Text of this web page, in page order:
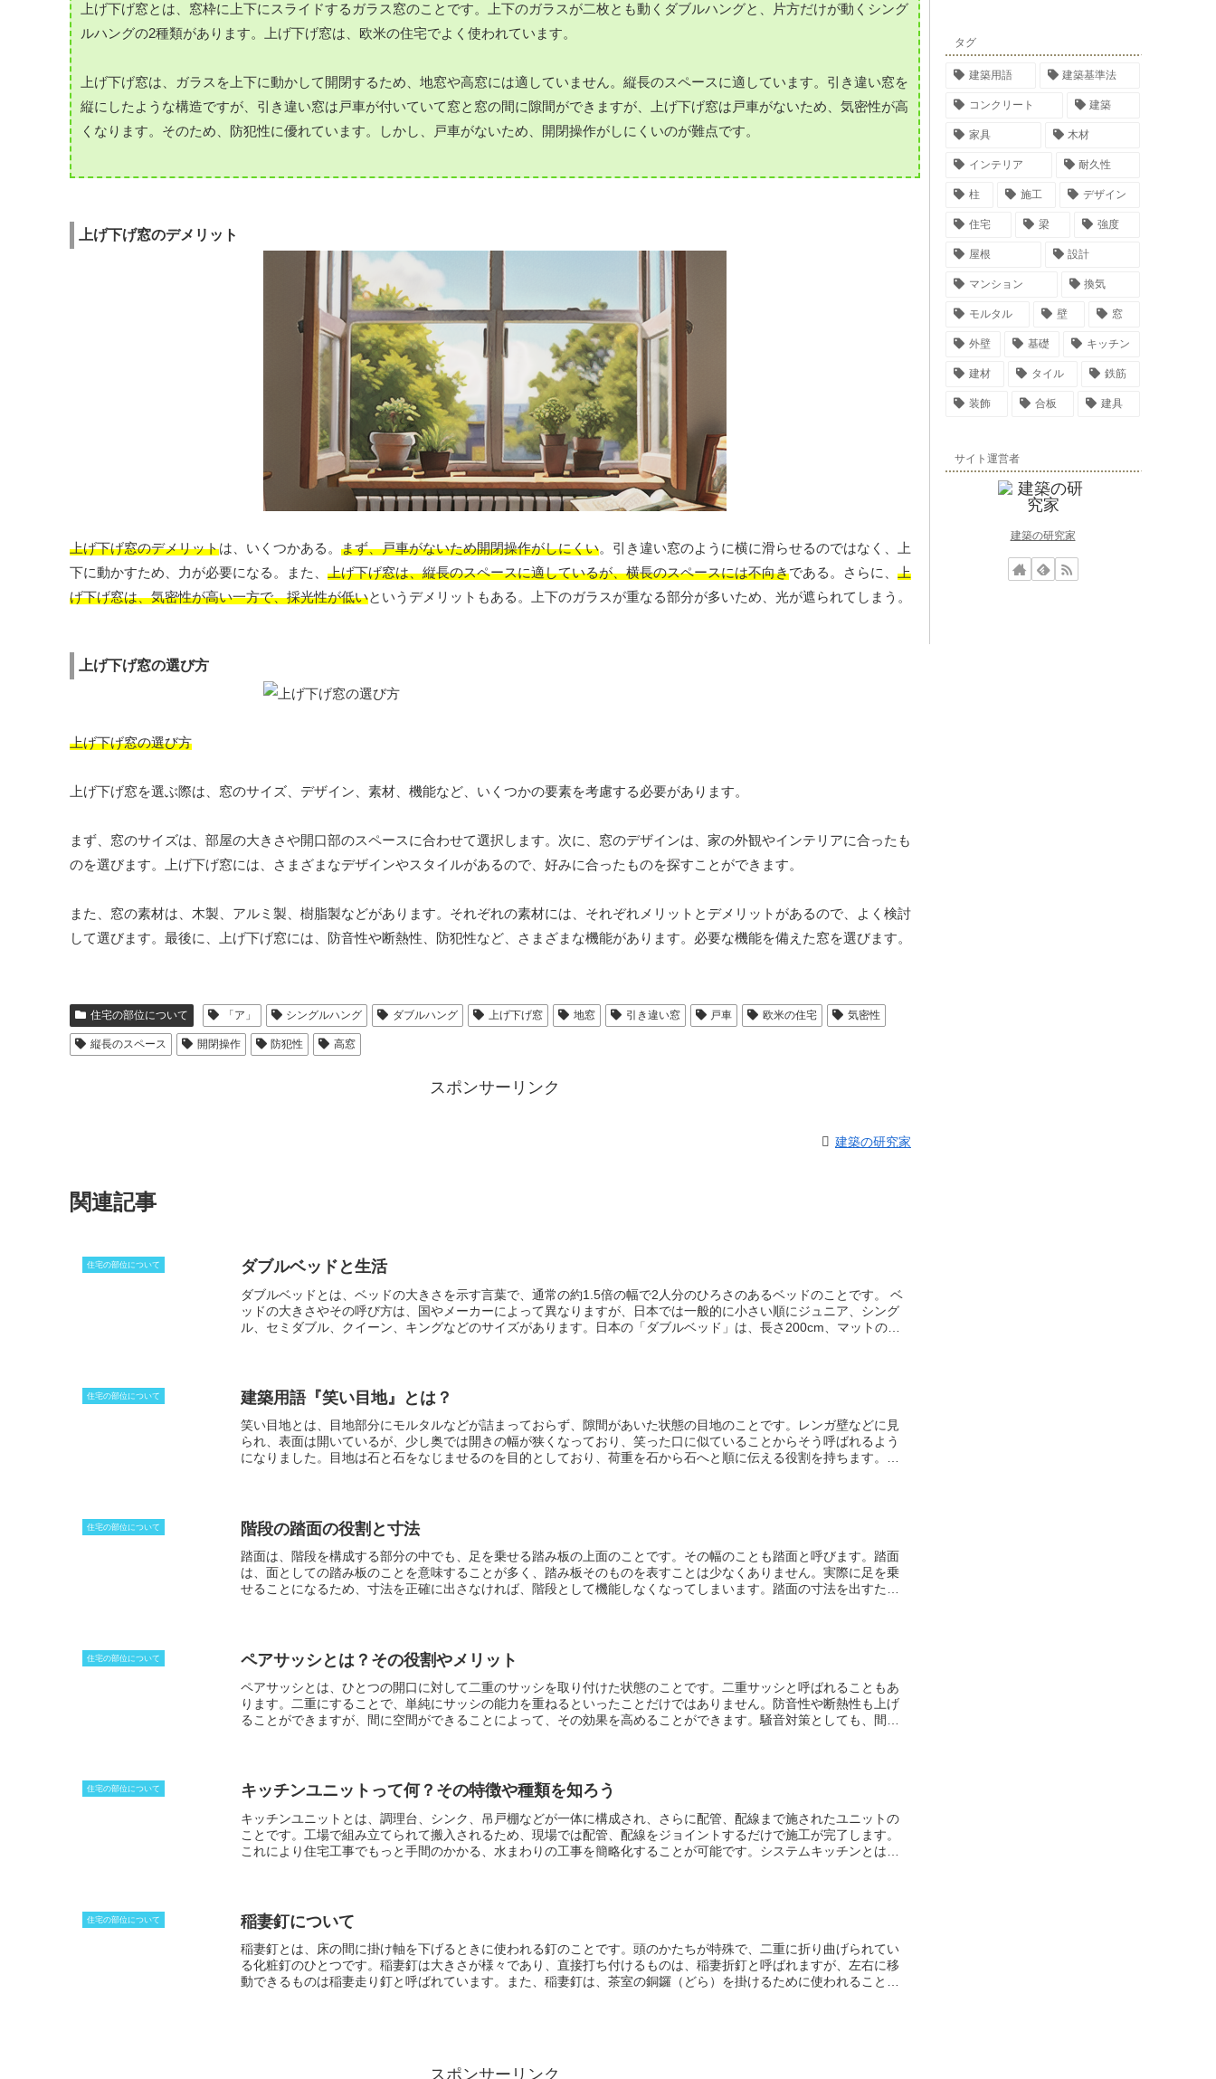
上げ下げ窓とは、窓枠に上下にスライドするガラス窓のことです。上下のガラスが二枚とも動くダブルハングと、片方だけが動くシング
ルハングの2種類があります。上げ下げ窓は、欧米の住宅でよく使われています。
上げ下げ窓は、ガラスを上下に動かして開閉するため、地窓や高窓には適していません。縦長のスペースに適しています。引き違い窓を
縦にしたような構造ですが、引き違い窓は戸車が付いていて窓と窓の間に隙間ができますが、上げ下げ窓は戸車がないため、気密性が高
くなります。そのため、防犯性に優れています。しかし、戸車がないため、開閉操作がしにくいのが難点です。
上げ下げ窓のデメリット
上げ下げ窓のデメリットは、いくつかある。 まず、戸車がないため開閉操作がしにくい。引き違い窓のように横に滑らせるのではなく、上
下に動かすため、力が必要になる。また、 上げ下げ窓は、縦長のスペースに適しているが、横長のスペースには不向きである。さらに、 上
げ下げ窓は、気密性が高い一方で、採光性が低いというデメリットもある。上下のガラスが重なる部分が多いため、光が遮られてしまう。
上げ下げ窓の選び方
上げ下げ窓の選び方
上げ下げ窓を選ぶ際は、窓のサイズ、デザイン、素材、機能など、いくつかの要素を考慮する必要があります。
まず、窓のサイズは、部屋の大きさや開口部のスペースに合わせて選択します。次に、窓のデザインは、家の外観やインテリアに合ったも
のを選びます。上げ下げ窓には、さまざまなデザインやスタイルがあるので、好みに合ったものを探すことができます。
また、窓の素材は、木製、アルミ製、樹脂製などがあります。それぞれの素材には、それぞれメリットとデメリットがあるので、よく検討
して選びます。最後に、上げ下げ窓には、防音性や断熱性、防犯性など、さまざまな機能があります。必要な機能を備えた窓を選びます。
住宅の部位について 「ア」 シングルハング ダブルハング 上げ下げ窓 地窓 引き違い窓 戸車 欧米の住宅 気密性
縦長のスペース 開閉操作 防犯性 高窓
スポンサーリンク
建築の研究家
関連記事
住宅の部位について ダブルベッドと生活
ダブルベッドとは、ベッドの大きさを示す言葉で、通常の約1.5倍の幅で2人分のひろさのあるベッドのことです。
ベ
ッドの大きさやその呼び方は、国やメーカーによって異なりますが、日本では一般的に小さい順にジュニア、シング
ル、セミダブル、クイーン、キングなどのサイズがあります。日本の「ダブルベッド」は、長さ200cm、マットの幅
要となる点に注意が必要です。
住宅の部位について 建築用語『笑い目地』とは？
笑い目地とは、目地部分にモルタルなどが詰まっておらず、隙間があいた状態の目地のことです。
レンガ壁などに見
られ、表面は開いているが、少し奥では開きの幅が狭くなっており、笑った口に似ていることからそう呼ばれるよう
になりました。目地は石と石をなじませるのを目的としており、荷重を石から石へと順に伝える役割を持ちます。目
住宅の部位について 階段の踏面の役割と寸法
踏面は、階段を構成する部分の中でも、足を乗せる踏み板の上面のことです。その幅のことも踏面と呼びます。 踏面
は、面としての踏み板のことを意味することが多く、踏み板そのものを表すことは少なくありません。実際に足を乗
せることになるため、寸法を正確に出さなければ、階段として機能しなくなってしまいます。 踏面の寸法を出すため
20cm～30cmの寸法を採ることによって、安全に使用できるようになります。
住宅の部位について ペアサッシとは？その役割やメリット
ペアサッシとは、ひとつの開口に対して二重のサッシを取り付けた状態のことです。二重サッシと呼ばれることもあ
ります。二重にすることで、単純にサッシの能力を重ねるといったことだけではありません。防音性や断熱性も上げ
ることができますが、間に空間ができることによって、その効果を高めることができます。騒音対策としても、間の
住宅の部位について キッチンユニットって何？その特徴や種類を知ろう
キッチンユニットとは 、調理台、シンク、吊戸棚などが一体に構成され、さらに配管、配線まで施されたユニットの
ことです。工場で組み立てられて搬入されるため、現場では配管、配線をジョイントするだけで施工が完了します。
これにより住宅工事でもっと手間のかかる、水まわりの工事を簡略化することが可能です。システムキッチンとは異
のです。
住宅の部位について 稲妻釘について
稲妻釘とは、床の間に掛け軸を下げるときに使われる釘のことです。頭のかたちが特殊で、二重に折り曲げられてい
る化粧釘のひとつです。稲妻釘は大きさが様々であり、直接打ち付けるものは、 稲妻折釘と呼ばれますが、左右に移
動できるものは稲妻走り釘と呼ばれています。また、稲妻釘は、茶室の銅鑼（どら）を掛けるために使われることも
スポンサーリンク
タグ
建築用語 建築基準法
コンクリート 建築
家具 木材
インテリア 耐久性
柱 施工 デザイン
住宅 梁 強度
屋根 設計
マンション 換気
モルタル 壁 窓
外壁 基礎 キッチン
建材 タイル 鉄筋
装飾 合板 建具
サイト運営者
建築の研究家